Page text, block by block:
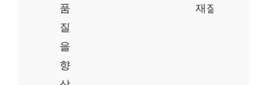
품
질
을
향
재질: 304SS